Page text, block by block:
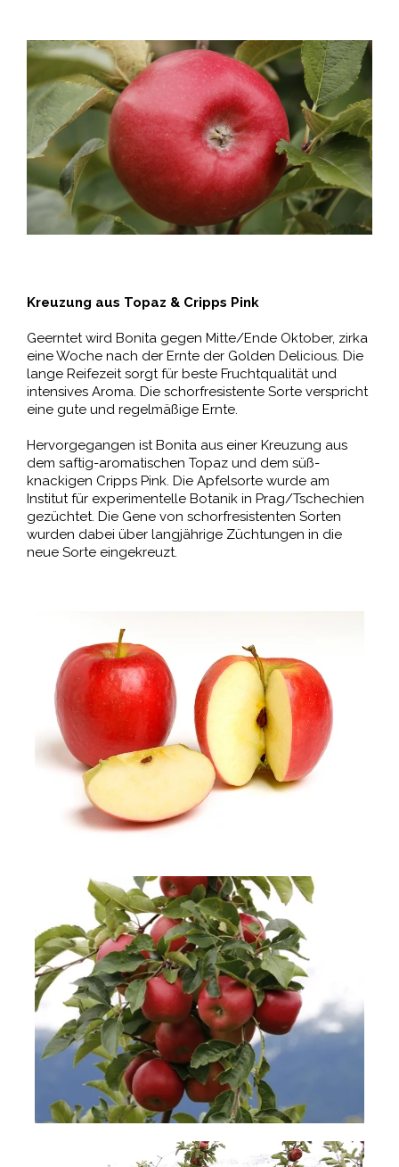
Kreuzung aus Topaz & Cripps Pink
Geerntet wird Bonita gegen Mitte/Ende Oktober, zirka
eine Woche nach der Ernte der Golden Delicious. Die
lange Reifezeit sorgt für beste Fruchtqualität und
intensives Aroma. Die schorfresistente Sorte verspricht
eine gute und regelmäßige Ernte.
Hervorgegangen ist Bonita aus einer Kreuzung aus
dem saftig-aromatischen Topaz und dem süß-
knackigen Cripps Pink. Die Apfelsorte wurde am
Institut für experimentelle Botanik in Prag/Tschechien
gezüchtet. Die Gene von schorfresistenten Sorten
wurden dabei über langjährige Züchtungen in die
neue Sorte eingekreuzt.